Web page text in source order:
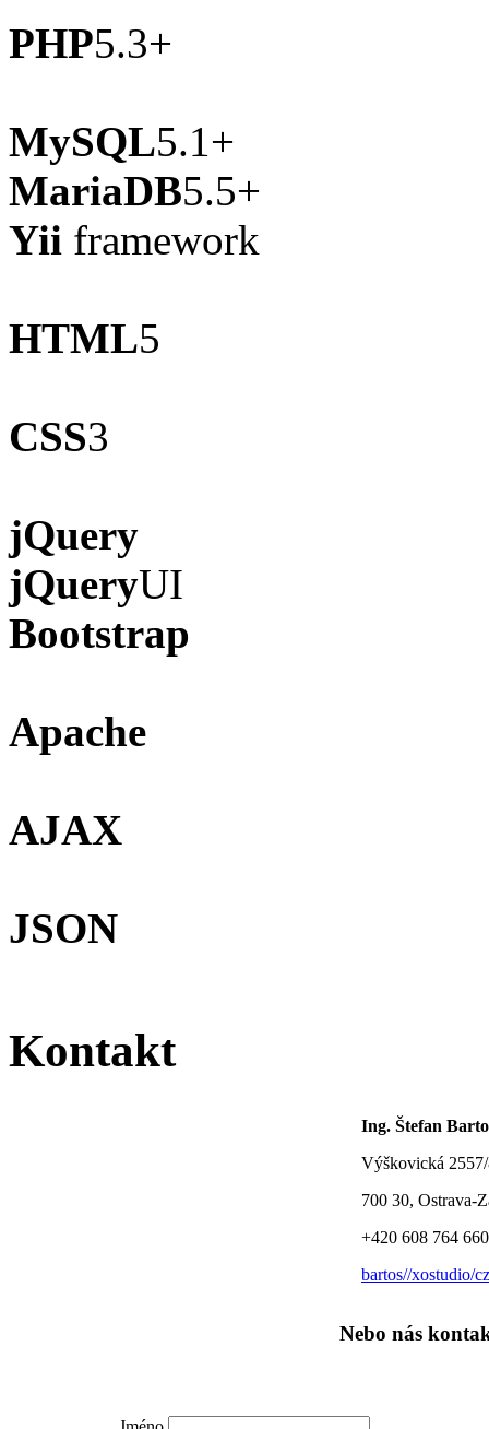
PHP5.3+
MySQL5.1+
MariaDB5.5+
Yii framework
HTML5
CSS3
jQuery
jQueryUI
Bootstrap
Apache
AJAX
JSON
Kontakt
Ing. Štefan
Výškovická
700 30, Ostrava-
+420 608 764 660
bartos//xostudio/cz
Nebo nás